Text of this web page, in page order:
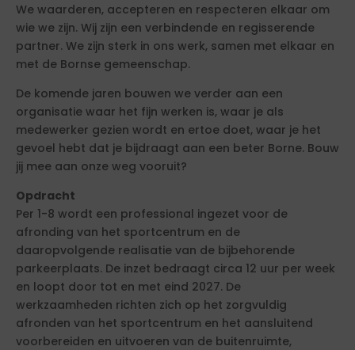
We waarderen, accepteren en respecteren elkaar om
wie we zijn. Wij zijn een verbindende en regisserende
partner. We zijn sterk in ons werk, samen met elkaar en
met de Bornse gemeenschap.
De komende jaren bouwen we verder aan een
organisatie waar het fijn werken is, waar je als
medewerker gezien wordt en ertoe doet, waar je het
gevoel hebt dat je bijdraagt aan een beter Borne. Bouw
jij mee aan onze weg vooruit?
Opdracht
Per 1-8 wordt een professional ingezet voor de
afronding van het sportcentrum en de
daaropvolgende realisatie van de bijbehorende
parkeerplaats. De inzet bedraagt circa 12 uur per week
en loopt door tot en met eind 2027. De
werkzaamheden richten zich op het zorgvuldig
afronden van het sportcentrum en het aansluitend
voorbereiden en uitvoeren van de buitenruimte,